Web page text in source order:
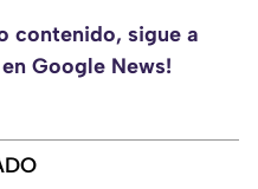
contenido, sigue a
Google News!